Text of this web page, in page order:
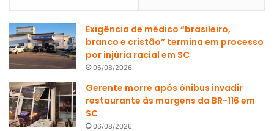
Exigência de médico “brasileiro,
branco e cristão” termina em processo
por injúria racial em SC
06/08/2026
Gerente morre após ônibus invadir
restaurante às margens da BR-116 em
SC
06/08/2026